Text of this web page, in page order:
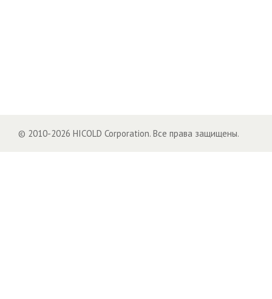
© 2010-2026 HICOLD Corporation. Все права защищены.